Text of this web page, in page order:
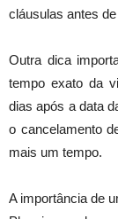
cláusulas antes
Outra dica
tempo exato da
dias após a data
o cancelamento
mais um tempo.
A importância de